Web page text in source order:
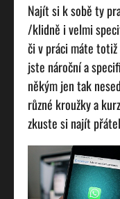
Najít si k sobě ty
/klidně i velmi
či v práci máte
jste nároční a
někým jen tak
různé kroužky a
zkuste si najít